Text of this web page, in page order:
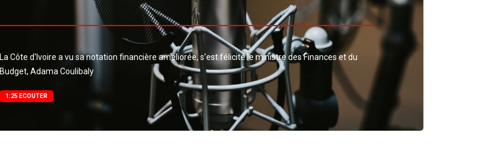
La Côte d'Ivoire a vu sa notation financière améliorée, s’est félicité le ministre des Finances et du
Budget, Adama Coulibaly
1:25 ECOUTER